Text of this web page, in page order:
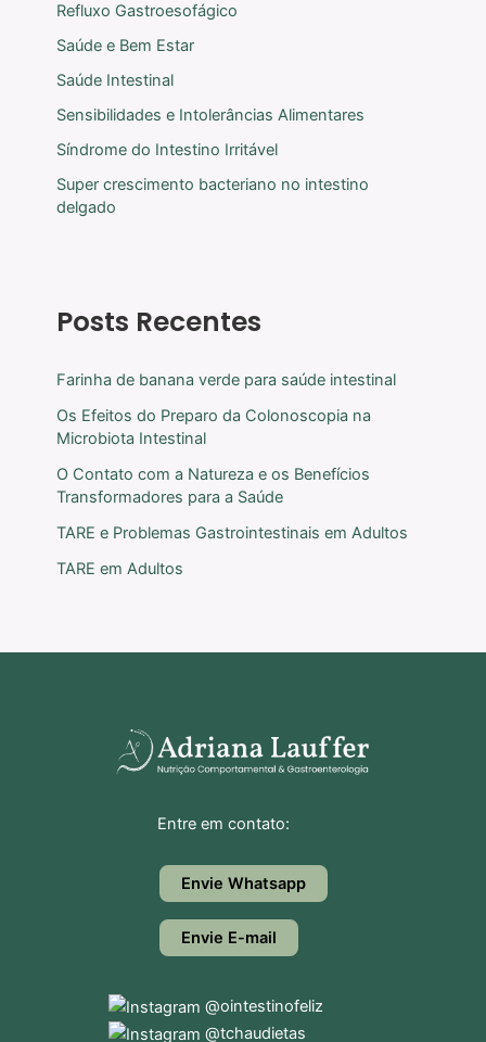
Refluxo Gastroesofágico
Saúde e Bem Estar
Saúde Intestinal
Sensibilidades e Intolerâncias Alimentares
Síndrome do Intestino Irritável
Super crescimento bacteriano no intestino
delgado
Posts Recentes
Farinha de banana verde para saúde intestinal
Os Efeitos do Preparo da Colonoscopia na
Microbiota Intestinal
O Contato com a Natureza e os Benefícios
Transformadores para a Saúde
TARE e Problemas Gastrointestinais em Adultos
TARE em Adultos
Entre em contato:
Envie Whatsapp
Envie E-mail
@ointestinofeliz
@tchaudietas